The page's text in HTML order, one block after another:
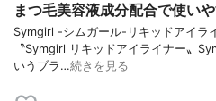
まつ毛美容液成分配合で使いや
Symgirl -シムガール-リキッドアイラ
〝Symgirl リキッドアイライナー〟
いうブラ…続きを見る